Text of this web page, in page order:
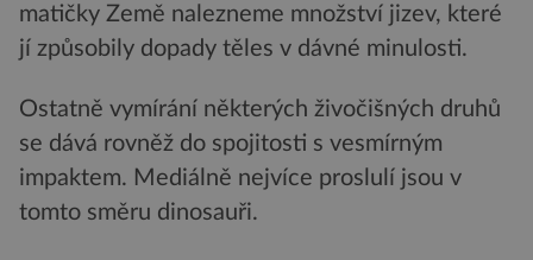
matičky Země nalezneme množství jizev, které
jí způsobily dopady těles v dávné minulosti.
Ostatně vymírání některých živočišných druhů
se dává rovněž do spojitosti s vesmírným
impaktem. Mediálně nejvíce proslulí jsou v
tomto směru dinosauři.